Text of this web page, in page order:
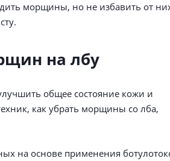
морщины, но не избавить от
на лбу
общее состояние кожи и
как убрать морщины со лба,
на основе применения